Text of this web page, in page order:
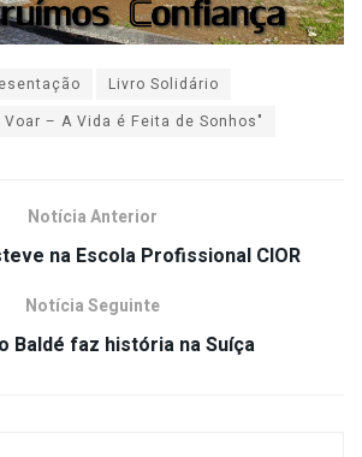
Livro Solidário
– A Vida é Feita de Sonhos"
Notícia Anterior
na Escola Profissional CIOR
Notícia Seguinte
Baldé faz história na Suíça